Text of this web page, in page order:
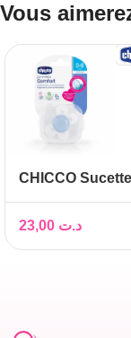
Vous
CHICCO Sucette
د.ت